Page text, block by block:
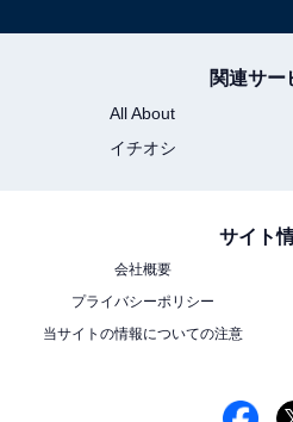
関連サー
All About
イチオシ
サイト
会社概要
プライバシーポリシー
当サイトの情報についての注意